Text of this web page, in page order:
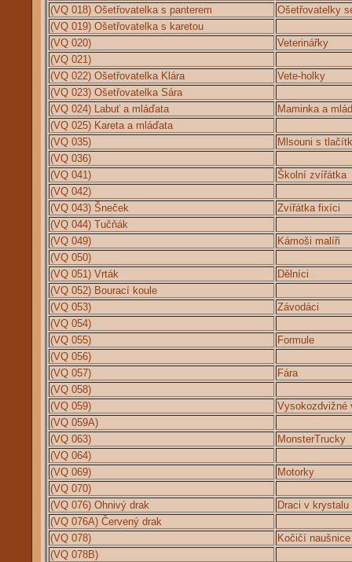
(VQ 018) Ošetřovatelka s panterem
Ošetřovatelky
(VQ 019) Ošetřovatelka s karetou
(VQ 020)
Veterinářky
(VQ 021)
(VQ 022) Ošetřovatelka Klára
Vete-holky
(VQ 023) Ošetřovatelka Sára
(VQ 024) Labuť a mláďata
Maminka a
(VQ 025) Kareta a mláďata
(VQ 035)
Mlsouni s
(VQ 036)
(VQ 041)
Školní zvířátka
(VQ 042)
(VQ 043) Šneček
Zvířátka fixíci
(VQ 044) Tučňák
(VQ 049)
Kámoši malíři
(VQ 050)
(VQ 051) Vrták
Dělníci
(VQ 052) Bourací koule
(VQ 053)
Závodáci
(VQ 054)
(VQ 055)
Formule
(VQ 056)
(VQ 057)
Fára
(VQ 058)
(VQ 059)
Vysokozdvižné
(VQ 059A)
(VQ 063)
MonsterTrucky
(VQ 064)
(VQ 069)
Motorky
(VQ 070)
(VQ 076) Ohnivý drak
Draci v krystalu
(VQ 076A) Červený drak
(VQ 078)
Kočičí naušnice
(VQ 078B)